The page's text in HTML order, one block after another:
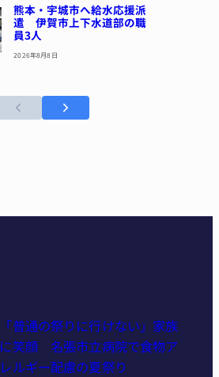
熊本・宇城市へ給水応援派
遣 伊賀市上下水道部の職
員3人
2026年8月8日
「普通の祭りに行けない」家族
に笑顔 名張市立病院で食物ア
レルギー配慮の夏祭り